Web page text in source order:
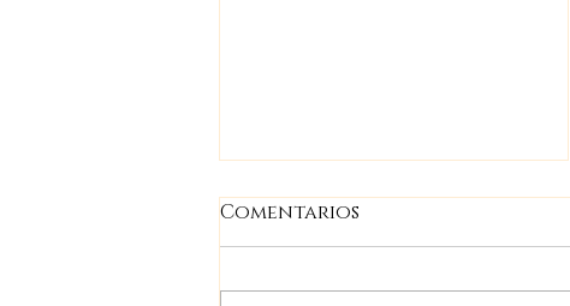
Comentarios